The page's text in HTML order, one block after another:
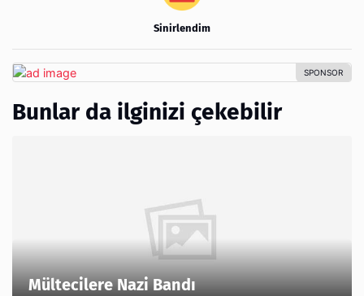
Sinirlendim
Bunlar da ilginizi çekebilir
Mültecilere Nazi Bandı